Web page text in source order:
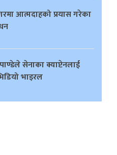
आत्मदाहको प्रयास गरेका
सेनाका क्याप्टेनलाई
भाइरल